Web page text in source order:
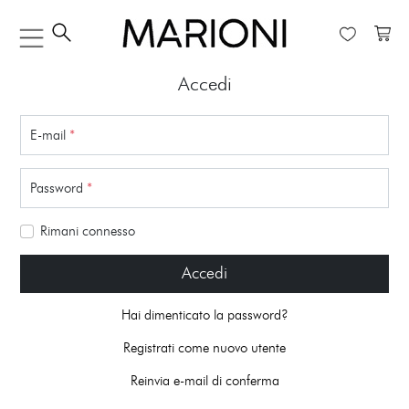
Accedi
E-mail *
Password *
Rimani connesso
Accedi
Hai dimenticato la password?
Registrati come nuovo utente
Reinvia e-mail di conferma